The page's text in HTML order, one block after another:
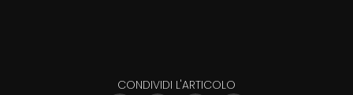
CONDIVIDI L'ARTICOLO